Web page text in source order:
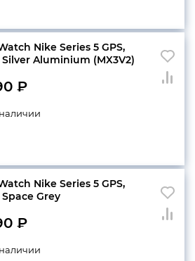
Nike Series 5 GPS,
Aluminium (MX3V2)
₽
Nike Series 5 GPS,
Grey
₽